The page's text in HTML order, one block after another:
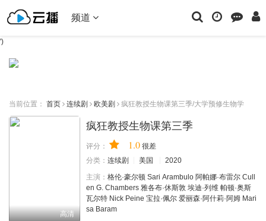
')
频道
当前位置： 首页 连续剧 欧美剧 疯狂教授生物课第三季/大学预修生物学
高清
疯狂教授生物课第三季
评分： 1.0 很差
分类： 连续剧 美国
2020
主演： 格伦·豪尔顿 Sari Arambulo 阿帕娜·布雷尔 Cull
en G. Chambers 雅各布·休斯敦 埃迪·列维 帕顿·奥斯
瓦尔特 Nick Peine 宝拉·佩尔 爱丽森·阿什莉·阿姆 Mari
sa Baram